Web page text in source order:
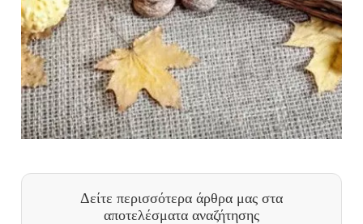
Δείτε περισσότερα άρθρα μας στα
αποτελέσματα αναζήτησης